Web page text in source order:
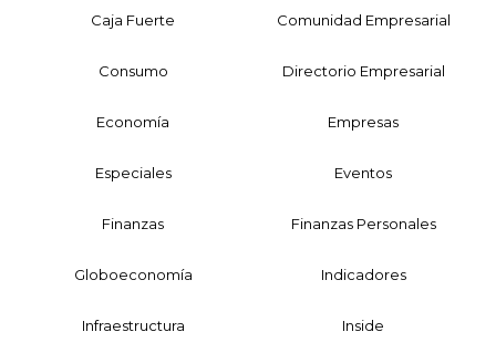
Caja Fuerte Comunidad Empresarial
Consumo Directorio Empresarial
Economía Empresas
Especiales Eventos
Finanzas Finanzas Personales
Globoeconomía Indicadores
Infraestructura Inside